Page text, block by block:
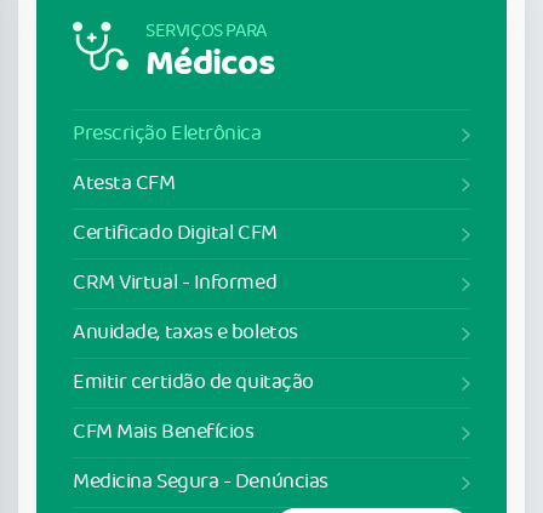
SERVIÇOS PARA
Médicos
Prescrição Eletrônica
Atesta CFM
Certificado Digital CFM
CRM Virtual - Informed
Anuidade, taxas e boletos
Emitir certidão de quitação
CFM Mais Benefícios
Medicina Segura - Denúncias